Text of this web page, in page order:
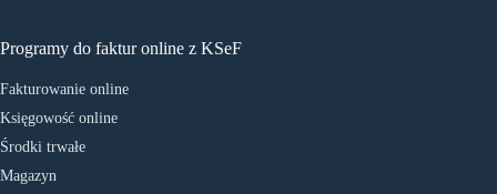
Programy do faktur online z KSeF
Fakturowanie online
Księgowość online
Środki trwałe
Magazyn